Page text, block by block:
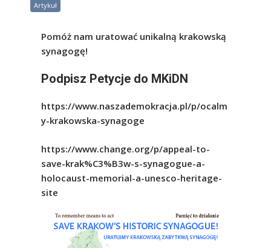
Artykuł
Pomóż nam uratować unikalną krakowską
synagogę!
Podpisz Petycje do MKiDN
https://www.naszademokracja.pl/p/ocalm
y-krakowska-synagoge
https://www.change.org/p/appeal-to-
save-krak%C3%B3w-s-synagogue-a-
holocaust-memorial-a-unesco-heritage-
site